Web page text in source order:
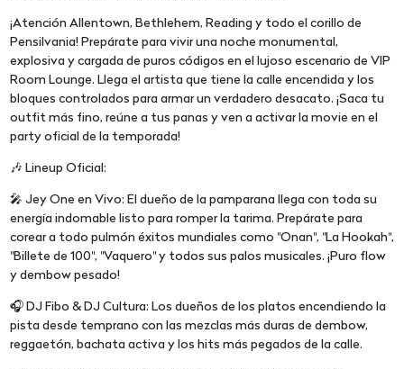
¡Atención Allentown, Bethlehem, Reading y todo el corillo de
Pensilvania! Prepárate para vivir una noche monumental,
explosiva y cargada de puros códigos en el lujoso escenario de VIP
Room Lounge. Llega el artista que tiene la calle encendida y los
bloques controlados para armar un verdadero desacato. ¡Saca tu
outfit más fino, reúne a tus panas y ven a activar la movie en el
party oficial de la temporada!
🎶 Lineup Oficial:
🎤 Jey One en Vivo: El dueño de la pamparana llega con toda su
energía indomable listo para romper la tarima. Prepárate para
corear a todo pulmón éxitos mundiales como "Onan", "La Hookah",
"Billete de 100", "Vaquero" y todos sus palos musicales. ¡Puro flow
y dembow pesado!
🎧 DJ Fibo & DJ Cultura: Los dueños de los platos encendiendo la
pista desde temprano con las mezclas más duras de dembow,
reggaetón, bachata activa y los hits más pegados de la calle.